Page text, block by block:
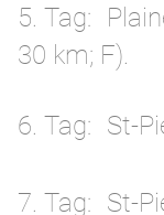
5. Tag
30 km; F).
6. Tag St-
7. Tag St-